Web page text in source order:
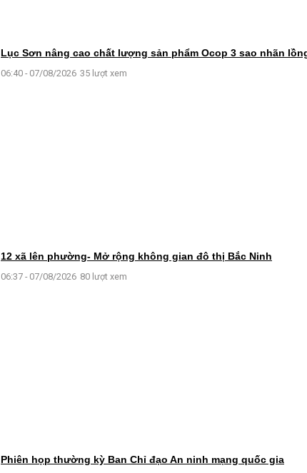
Lục Sơn nâng cao chất lượng sản phẩm Ocop 3 sao nhãn
06:40 - 07/08/2026 35 lượt xem
12 xã lên phường- Mở rộng không gian đô thị Bắc Ninh
06:37 - 07/08/2026 80 lượt xem
Phiên họp thường kỳ Ban Chỉ đạo An ninh mạng quốc gia